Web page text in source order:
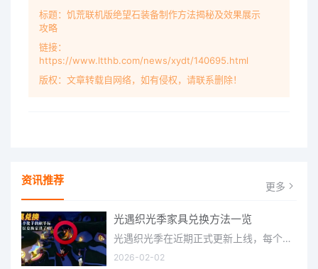
标题：饥荒联机版绝望石装备制作方法揭秘及效果展示
攻略
链接：
https://www.ltthb.com/news/xydt/140695.html
版权：文章转载自网络，如有侵权，请联系删除！
资讯推荐 更多
光遇织光季家具兑换方法一览
光遇织光季在近期正式更新上线，每个季节都有着许多全新内容和资讯可以让你来体验，不少刚体验的小伙伴想要知道
2026-02-02